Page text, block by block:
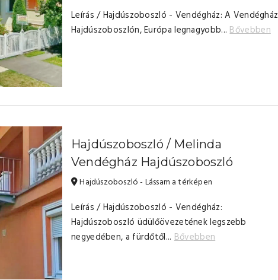
Leírás / Hajdúszoboszló - Vendégház: A Vendégház
Hajdúszoboszlón, Európa legnagyobb...Bővebben
Hajdúszoboszló / Melinda
Vendégház Hajdúszoboszló
Hajdúszoboszló - Lássam a térképen
Leírás / Hajdúszoboszló - Vendégház:
Hajdúszoboszló üdülőövezetének legszebb
negyedében, a fürdőtől... Bővebben